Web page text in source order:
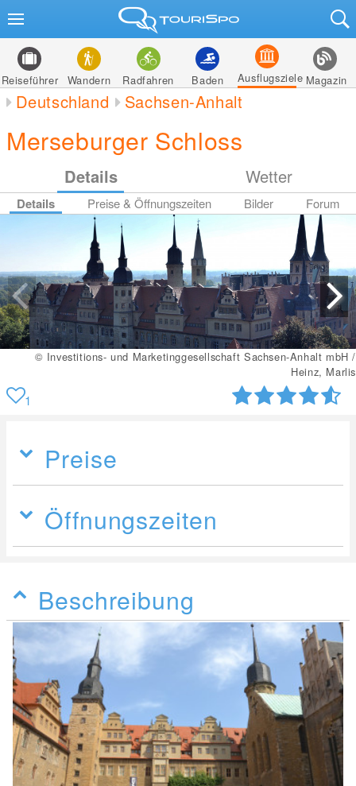
Reiseführer Wandern Radfahren Baden Ausflugsziele Magazin
Deutschland Sachsen-Anhalt
Merseburger Schloss
Details Wetter
Details Preise & Öffnungszeiten Bilder Forum
© Investitions- und Marketinggesellschaft Sachsen-Anhalt mbH /
Heinz, Marlis
1
Preise
Öffnungszeiten
Beschreibung